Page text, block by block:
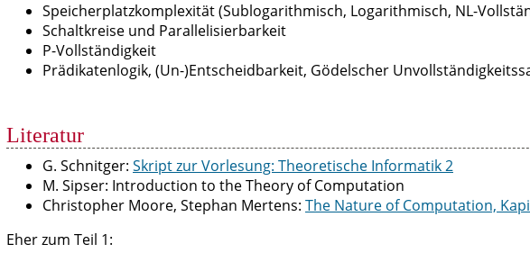
Speicherplatzkomplexität (Sublogarithmisch, Logarithmisch, NL-
Schaltkreise und Parallelisierbarkeit
P-Vollständigkeit
Prädikatenlogik, (Un-)Entscheidbarkeit, Gödelscher
Literatur
G. Schnitger: Skript zur Vorlesung: Theoretische Informatik 2
M. Sipser: Introduction to the Theory of Computation
Christopher Moore, Stephan Mertens: The Nature of Computation,
Eher zum Teil 1: